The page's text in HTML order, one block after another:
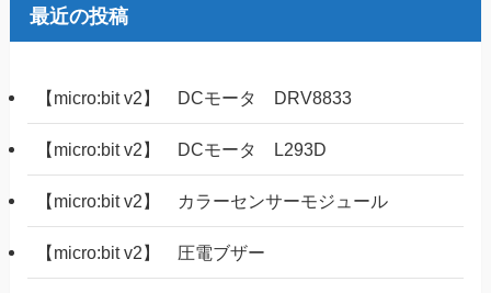
最近の投稿
【micro:bit v2】 DCモータ DRV8833
【micro:bit v2】 DCモータ L293D
【micro:bit v2】 カラーセンサーモジュール
【micro:bit v2】 圧電ブザー